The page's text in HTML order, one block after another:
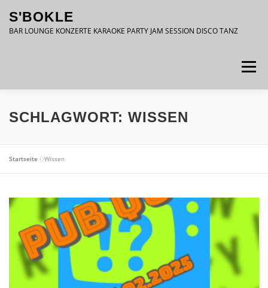
Inhalt
springen
S'BOKLE
BAR LOUNGE KONZERTE KARAOKE PARTY JAM SESSION DISCO TANZ
Menü
DATENSCHUTZ IMPRESSUM
SCHLAGWORT: WISSEN
Startseite »Wissen